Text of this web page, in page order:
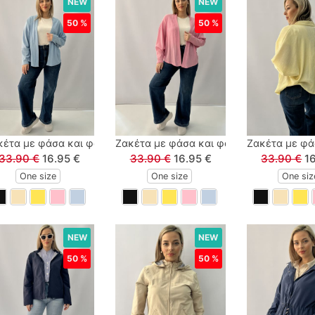
με φάσα και φαρδύ μανίκι σιέλ
€ 16.95 €
One size
50 %
Ζακέτα με φάσα και φαρδύ μανίκι ροζ
33.90 € 16.95 €
One size
50 %
Ζακέτα με
33.90 €
One
NEW
50 %
NEW
50 %